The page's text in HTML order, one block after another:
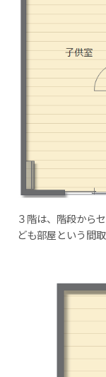
３階は、階段から
ども部屋という間